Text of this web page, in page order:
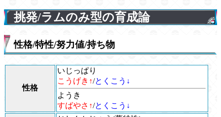
挑発/ラムのみ型の育成論
性格/特性/努力値/持ち物
性格
いじっぱり
こうげき↑/とくこう↓
ようき
すばやさ↑/とくこう↓